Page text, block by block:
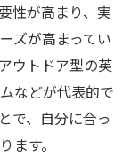
性が高まり、実
ズが高まってい
ウトドア型の英
などが代表的で
で、自分に合っ
ます。